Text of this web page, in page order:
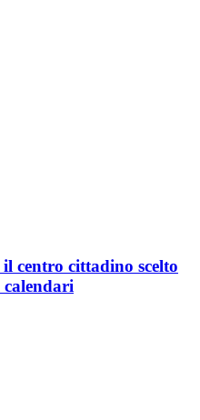
centro cittadino scelto
calendari